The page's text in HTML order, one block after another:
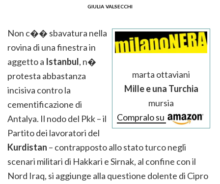
giulia valsecchi
marta ottaviani
Mille e una Turchia
mursia
Compralo su
Non c�� sbavatura nella
rovina di una finestra in
aggetto a Istanbul, n�
protesta abbastanza
incisiva contro la
cementificazione di
Antalya. Il nodo del Pkk – il
Partito dei lavoratori del
Kurdistan – contrapposto allo stato turco negli
scenari militari di Hakkari e Sirnak, al confine con il
Nord Iraq, si aggiunge alla questione dolente di Cipro